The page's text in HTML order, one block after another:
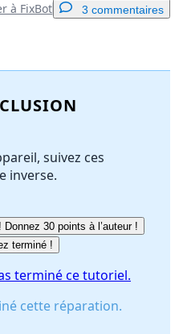
à FixBot 3 commentaires
Publier un commentaire
suivez ces
inverse.
30 points à l’auteur !
terminé !
terminé ce tutoriel.
cette réparation.